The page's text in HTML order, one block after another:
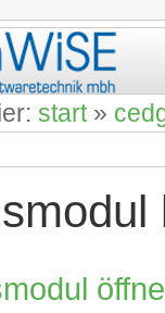
start»